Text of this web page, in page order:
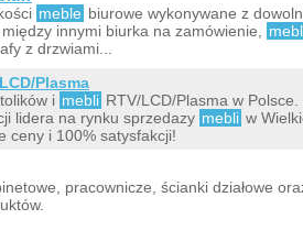
meble biurowe wykonywane z
innymi biurka na zamówienie,
z drzwiami...
Plasma
i mebli RTV/LCD/Plasma w
lidera na rynku sprzedazy mebli w
ceny i 100% satysfakcji!
pracownicze, ścianki działowe